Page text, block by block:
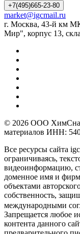
+7(495)665-23-80
market@igcmail.ru
г. Москва, 43-й км
Мир", корпус 13,
© 2026 ООО
материалов ИНН:
Все ресурсы сайта
ограничиваясь,
видеоинформацию,
доменное имя и
объектами
собственность,
международными
Запрещается любое
контента данного